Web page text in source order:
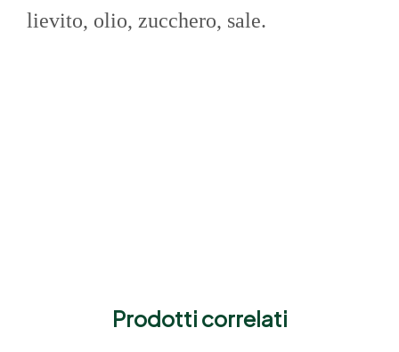
lievito, olio, zucchero, sale.
Prodotti correlati